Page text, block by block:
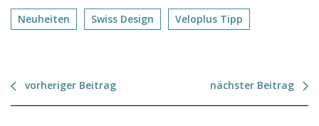
Neuheiten Swiss Design Veloplus Tipp
vorheriger Beitrag nächster Beitrag